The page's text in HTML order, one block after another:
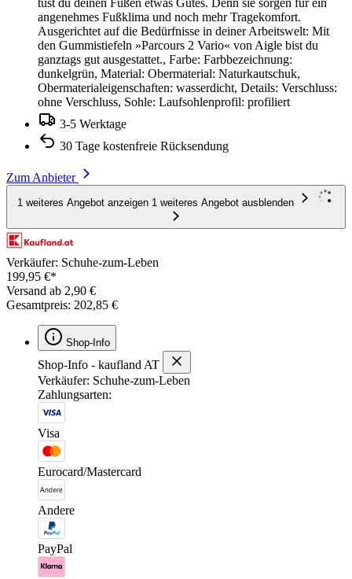
angenehmes Fußklima und noch mehr Tragekomfort.
Ausgerichtet auf die Bedürfnisse in deiner Arbeitswelt: Mit
den Gummistiefeln »Parcours 2 Vario« von Aigle bist du
ganztags gut ausgestattet., Farbe: Farbbezeichnung:
dunkelgrün, Material: Obermaterial: Naturkautschuk,
Obermaterialeigenschaften: wasserdicht, Details: Verschluss:
ohne Verschluss, Sohle: Laufsohlenprofil: profiliert
3-5 Werktage
30 Tage kostenfreie Rücksendung
Zum Anbieter
1 weiteres Angebot anzeigen 1 weiteres Angebot ausblenden
Verkäufer: Schuhe-zum-Leben
199,95 €*
Versand ab 2,90 €
Gesamtpreis: 202,85 €
Shop-Info
Shop-Info - kaufland AT
Verkäufer: Schuhe-zum-Leben
Zahlungsarten:
Visa
Eurocard/Mastercard
Andere
PayPal